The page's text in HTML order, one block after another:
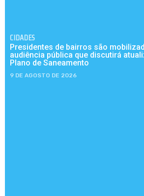
CIDADES
Presidentes de bairros são
audiência pública que discutirá
Plano de Saneamento
9 DE AGOSTO DE 2026